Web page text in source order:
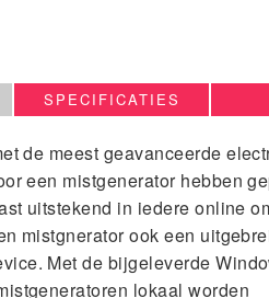
SPECIFICATIES
de meest geavanceerde
een mistgenerator hebben
uitstekend in iedere online
mistgnerator ook een
Met de bijgeleverde
lokaal worden